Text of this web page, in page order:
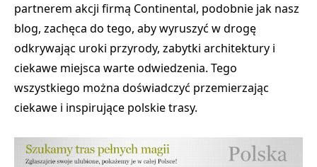
partnerem akcji firmą Continental, podobnie jak nasz
blog, zachęca do tego, aby wyruszyć w drogę
odkrywając uroki przyrody, zabytki architektury i
ciekawe miejsca warte odwiedzenia. Tego
wszystkiego można doświadczyć przemierzając
ciekawe i inspirujące polskie trasy.